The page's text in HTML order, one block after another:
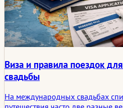
Виза и правила поездок
свадьбы
На международных свадьбах